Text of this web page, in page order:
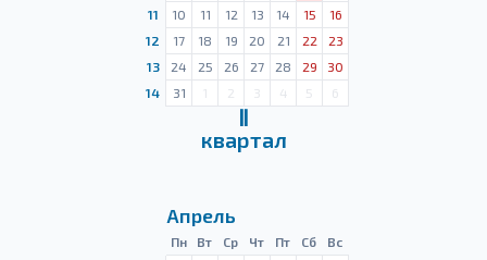
11
10 11 12 13 14 15
16
12
17 18 19 20 21 22
23
13
24 25 26 27 28 29
30
14
31 1 2 3 4 5 6
Ⅱ
квартал
Апрель
Пн Вт Ср Чт Пт Сб
Вс